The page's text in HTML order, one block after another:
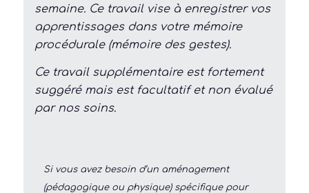
semaine. Ce travail vise à enregistrer vos
apprentissages dans votre mémoire
procédurale (mémoire des gestes).
Ce travail supplémentaire est fortement
suggéré mais est facultatif et non évalué
par nos soins.
Si vous avez besoin d’un aménagement
(pédagogique ou physique) spécifique pour